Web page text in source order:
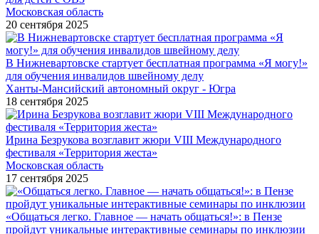
Московская область
20 сентября 2025
В Нижневартовске стартует бесплатная программа «Я могу!»
для обучения инвалидов швейному делу
Ханты-Мансийский автономный округ - Югра
18 сентября 2025
Ирина Безрукова возглавит жюри VIII Международного
фестиваля «Территория жеста»
Московская область
17 сентября 2025
«Общаться легко. Главное — начать общаться!»: в Пензе
пройдут уникальные интерактивные семинары по инклюзии